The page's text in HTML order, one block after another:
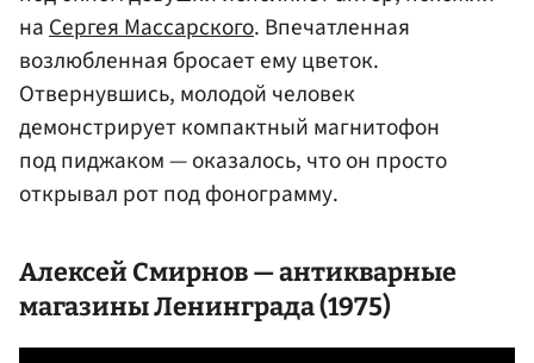
наСергея Массарского. Впечатленная
возлюбленная бросает ему цветок.
Отвернувшись, молодой человек
демонстрирует компактный магнитофон
под пиджаком — оказалось, что он просто
открывал рот под фонограмму.
Алексей Смирнов— антикварные
магазины Ленинграда (1975)